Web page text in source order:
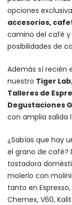
opciones
accesorios,
camino del café y
posibilidades de
Además sí recién
nuestro Tiger Lab
Talleres de
Degustaciones
con amplia salida
¿Sabías que hay
el grano de café?
tostadora
molerlo con
tanto en Espresso,
Chemex, V60,